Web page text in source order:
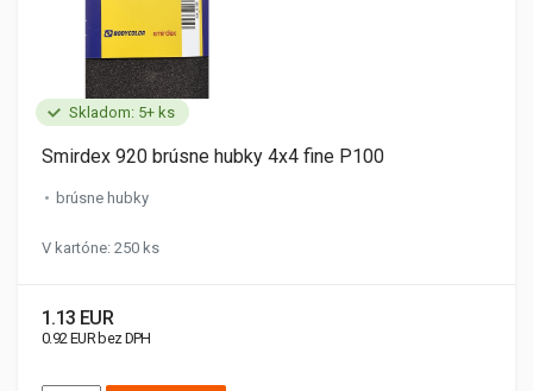
Skladom: 5+ ks
Smirdex 920 brúsne hubky 4x4 fine P100
brúsne hubky
V kartóne: 250 ks
1.13 EUR
0.92 EUR bez DPH